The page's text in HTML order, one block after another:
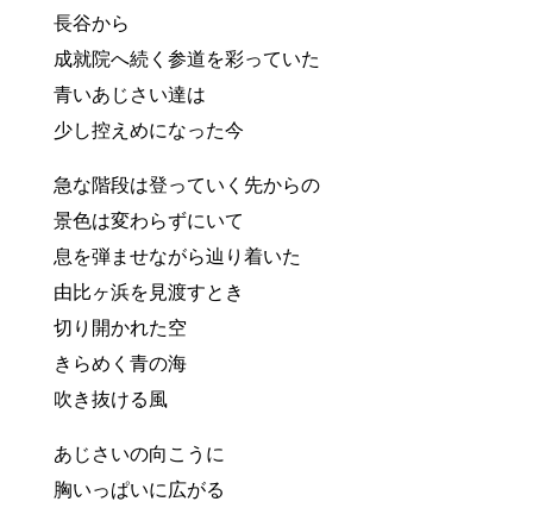
長谷から
成就院へ続く参道を彩っていた
青いあじさい達は
少し控えめになった今
急な階段は登っていく先からの
景色は変わらずにいて
息を弾ませながら辿り着いた
由比ヶ浜を見渡すとき
切り開かれた空
きらめく青の海
吹き抜ける風
あじさいの向こうに
胸いっぱいに広がる